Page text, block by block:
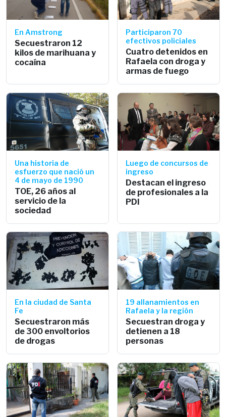
En Amstrong
Secuestraron 12
kilos de marihuana y
cocaína
Participaron 70
efectivos policiales
Cuatro detenidos en
Rafaela con droga y
armas de fuego
Una historia de
esfuerzo que nació un
4 de mayo de 1990
TOE, 26 años al
servicio de la
sociedad
Luego de concursos de
ingreso
Destacan el ingreso
de profesionales a la
PDI
En la ciudad de Santa
Fe
Secuestraron más
de 300 envoltorios
de drogas
19 allanamientos en
Rafaela y la región
Secuestran droga y
detienen a 18
personas